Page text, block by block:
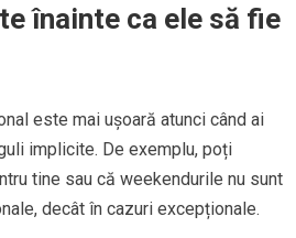
înainte ca ele să fie
este mai ușoară atunci când ai
implicite. De exemplu, poți
tine sau că weekendurile nu sunt
decât în cazuri excepționale.